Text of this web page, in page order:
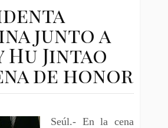
junto a
Hu Jintao
de honor
Seúl.- En la cena